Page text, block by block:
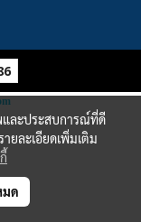
และประสบการณ์ที่ดี
ยละเอียดเพิ่มเติม
มด